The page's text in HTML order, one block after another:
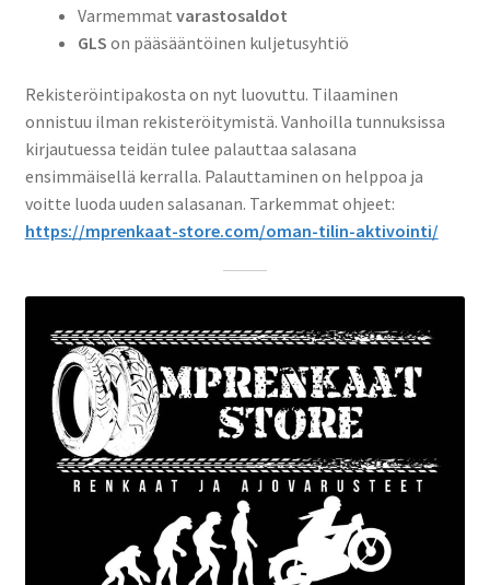
Varmemmat varastosaldot
GLS on pääsääntöinen kuljetusyhtiö
Rekisteröintipakosta on nyt luovuttu. Tilaaminen
onnistuu ilman rekisteröitymistä. Vanhoilla tunnuksissa
kirjautuessa teidän tulee palauttaa salasana
ensimmäisellä kerralla. Palauttaminen on helppoa ja
voitte luoda uuden salasanan. Tarkemmat ohjeet:
https://mprenkaat-store.com/oman-tilin-aktivointi/